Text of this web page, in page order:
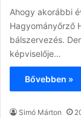
Ahogy akorábbi
Hagyományőrző
bálszervezés.
képviselője…
Bővebben »
Simó Márton